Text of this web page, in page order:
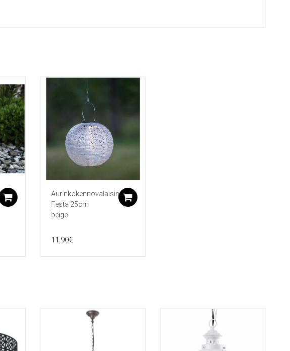
Lisää ostoskoriin
Aurinkokennovalaisin
Festa 25cm
beige
11,90€